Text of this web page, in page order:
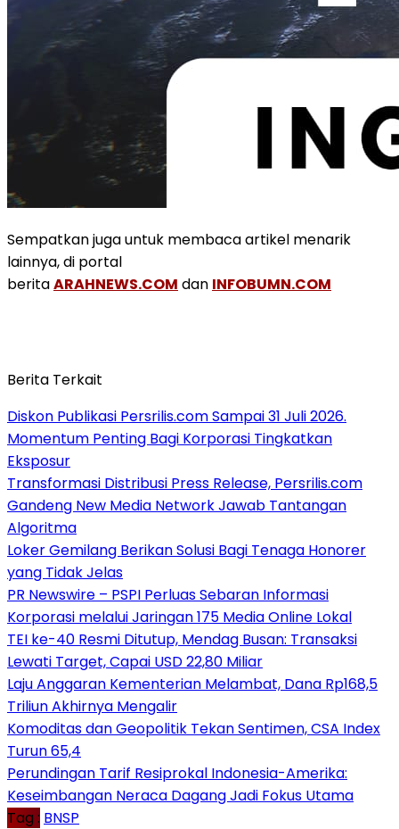
Sempatkan juga untuk membaca artikel menarik
lainnya, di portal
beritaARAHNEWS.COM dan INFOBUMN.COM
Berita Terkait
Diskon Publikasi Persrilis.com Sampai 31 Juli 2026.
Momentum Penting Bagi Korporasi Tingkatkan
Eksposur
Transformasi Distribusi Press Release, Persrilis.com
Gandeng New Media Network Jawab Tantangan
Algoritma
Loker Gemilang Berikan Solusi Bagi Tenaga Honorer
yang Tidak Jelas
PR Newswire – PSPI Perluas Sebaran Informasi
Korporasi melalui Jaringan 175 Media Online Lokal
TEI ke-40 Resmi Ditutup, Mendag Busan: Transaksi
Lewati Target, Capai USD 22,80 Miliar
Laju Anggaran Kementerian Melambat, Dana Rp168,5
Triliun Akhirnya Mengalir
Komoditas dan Geopolitik Tekan Sentimen, CSA Index
Turun 65,4
Perundingan Tarif Resiprokal Indonesia-Amerika:
Keseimbangan Neraca Dagang Jadi Fokus Utama
Tag : BNSP